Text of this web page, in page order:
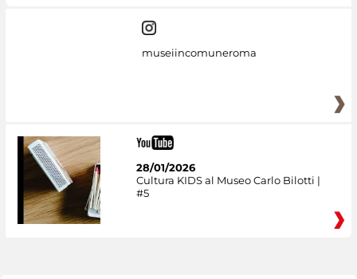
museiincomuneroma
28/01/2026
Cultura KIDS al Museo Carlo Bilotti |
#5